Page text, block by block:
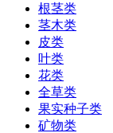
根茎类
茎木类
皮类
叶类
花类
全草类
果实种子类
矿物类